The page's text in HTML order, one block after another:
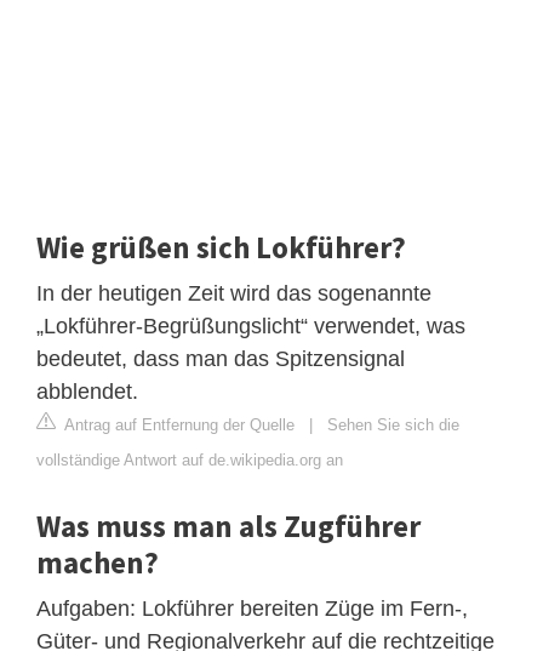
Wie grüßen sich Lokführer?
In der heutigen Zeit wird das sogenannte
„Lokführer-Begrüßungslicht“ verwendet, was
bedeutet, dass man das Spitzensignal
abblendet.
Antrag auf Entfernung der Quelle | Sehen Sie sich die
vollständige Antwort auf de.wikipedia.org an
Was muss man als Zugführer
machen?
Aufgaben: Lokführer bereiten Züge im Fern-,
Güter- und Regionalverkehr auf die rechtzeitige